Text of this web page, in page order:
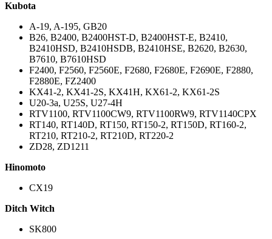
Kubota
A-19, A-195, GB20
B26, B2400, B2400HST-D, B2400HST-E, B2410,
B2410HSD, B2410HSDB, B2410HSE, B2620, B2630,
B7610, B7610HSD
F2400, F2560, F2560E, F2680, F2680E, F2690E, F2880,
F2880E, FZ2400
KX41-2, KX41-2S, KX41H, KX61-2, KX61-2S
U20-3a, U25S, U27-4H
RTV1100, RTV1100CW9, RTV1100RW9, RTV1140CPX
RT140, RT140D, RT150, RT150-2, RT150D, RT160-2,
RT210, RT210-2, RT210D, RT220-2
ZD28, ZD1211
Hinomoto
CX19
Ditch Witch
SK800